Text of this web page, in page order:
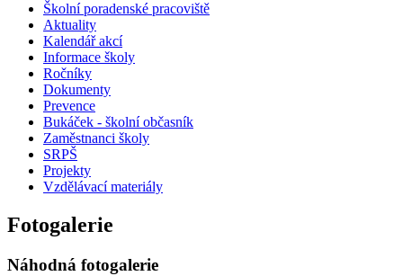
Školní poradenské pracoviště
Aktuality
Kalendář akcí
Informace školy
Ročníky
Dokumenty
Prevence
Bukáček - školní občasník
Zaměstnanci školy
SRPŠ
Projekty
Vzdělávací materiály
Fotogalerie
Náhodná fotogalerie